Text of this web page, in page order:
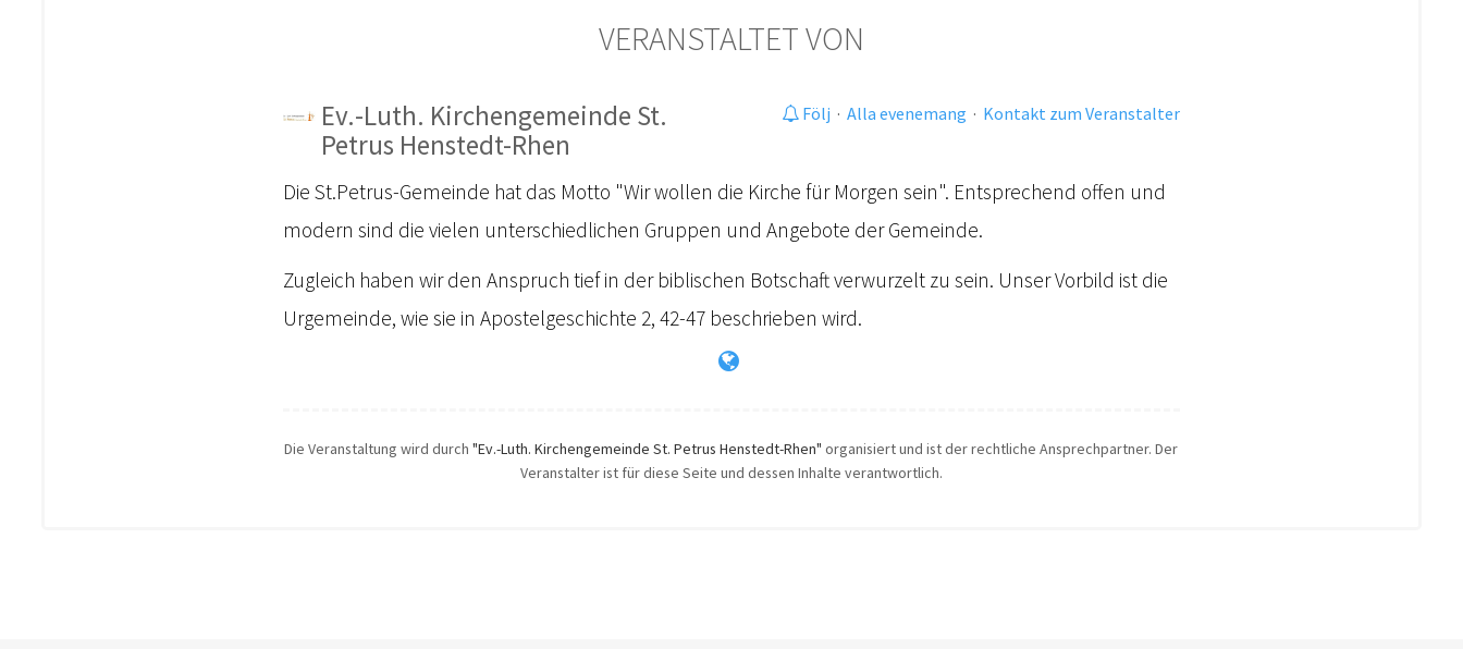
VERANSTALTET VON
Ev.-Luth. Kirchengemeinde St.
Petrus Henstedt-Rhen
Följ · Alla evenemang · Kontakt zum Veranstalter
Die St.Petrus-Gemeinde hat das Motto "Wir wollen die Kirche für Morgen sein". Entsprechend offen und
modern sind die vielen unterschiedlichen Gruppen und Angebote der Gemeinde.
Zugleich haben wir den Anspruch tief in der biblischen Botschaft verwurzelt zu sein. Unser Vorbild ist die
Urgemeinde, wie sie in Apostelgeschichte 2, 42-47 beschrieben wird.
Die Veranstaltung wird durch"Ev.-Luth. Kirchengemeinde St. Petrus Henstedt-Rhen" organisiert und ist der rechtliche Ansprechpartner. Der
Veranstalter ist für diese Seite und dessen Inhalte verantwortlich.